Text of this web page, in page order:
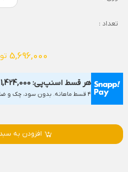
تعداد :
5,696,000
هر قسط اسنپ‌پی: 1,424,000
۴ قسط ماهانه. بدون سود، چک و ضامن.
افزودن به